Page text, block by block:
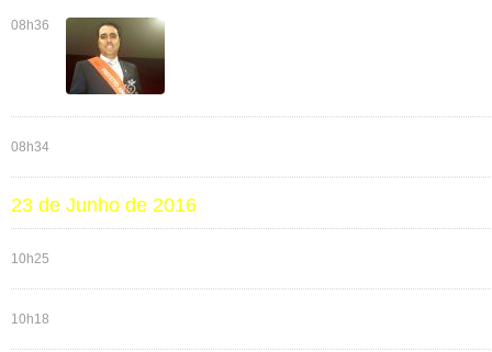
08h36
08h34
23 de Junho de 2016
10h25
10h18